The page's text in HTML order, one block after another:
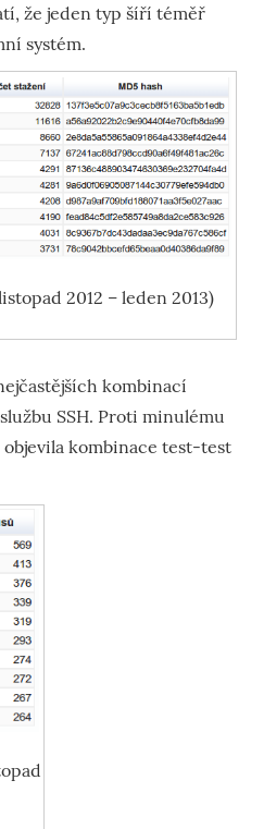
že jeden typ šíří téměř
systém.
2012 – leden 2013)
kombinací
SSH. Proti minulému
objevila kombinace test-test